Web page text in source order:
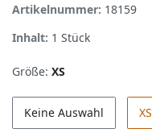
Artikelnummer: 18159
Inhalt: 1 Stück
Größe: XS
Keine Auswahl XS